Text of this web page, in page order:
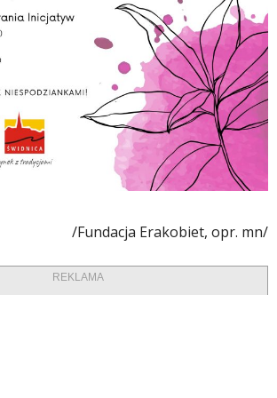
/Fundacja Erakobiet, opr. mn/
REKLAMA